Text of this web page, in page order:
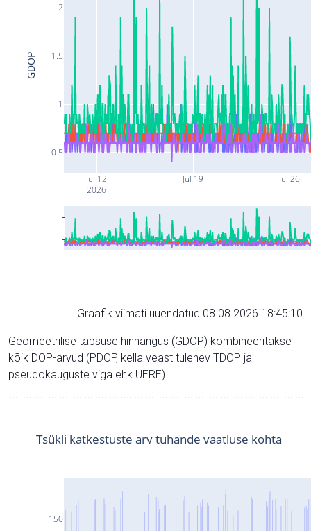
Jul 12
2026
Jul 19 Jul 26
0.5
1
1.5
2
GDOP
Graafik viimati uuendatud 08.08.2026 18:45:10
Geomeetrilise täpsuse hinnangus (GDOP) kombineeritakse
kõik DOP-arvud (PDOP, kella veast tulenev TDOP ja
pseudokauguste viga ehk UERE).
150
Tsükli katkestuste arv tuhande vaatluse kohta